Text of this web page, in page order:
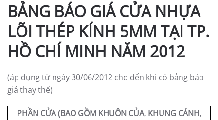
BẢNG BÁO GIÁ CỬA NHỰA
LÕI THÉP KÍNH 5MM TẠI TP.
HỒ CHÍ MINH NĂM 2012
(áp dụng từ ngày 30/06/2012 cho đến khi có bảng báo
giá thay thế)
PHẦN CỬA (BAO GỒM KHUÔN CỦA, KHUNG CÁNH,